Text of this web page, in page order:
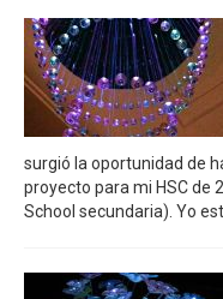
surgió la oportunidad de
proyecto para mi HSC de
School secundaria). Yo